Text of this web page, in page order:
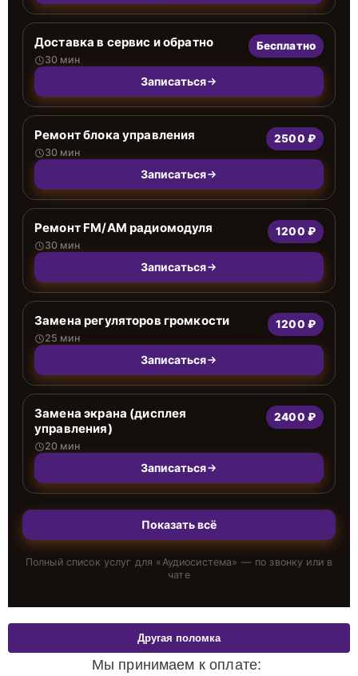
Доставка в сервис и обратно
30 мин
Бесплатно
Записаться
Ремонт блока управления
30 мин
2500 ₽
Записаться
Ремонт FM/AM радиомодуля
30 мин
1200 ₽
Записаться
Замена регуляторов громкости
25 мин
1200 ₽
Записаться
Замена экрана (дисплея
управления)
20 мин
2400 ₽
Записаться
Показать всё
Полный список услуг для «Аудиосистема» — по звонку или в
чате
Мы принимаем к оплате:
Другая поломка